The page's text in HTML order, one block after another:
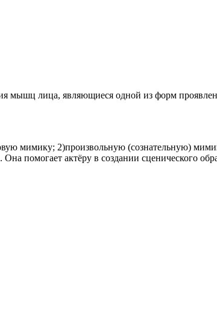
лица, являющиеся одной из форм
2)произвольную (сознательную)
помогает актёру в создании сценического